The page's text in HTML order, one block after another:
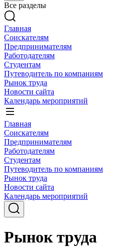
Все разделы
Главная
Соискателям
Предпринимателям
Работодателям
Студентам
Путеводитель по компаниям
Рынок труда
Новости сайта
Календарь мероприятий
Главная
Соискателям
Предпринимателям
Работодателям
Студентам
Путеводитель по компаниям
Рынок труда
Новости сайта
Календарь мероприятий
Рынок труда